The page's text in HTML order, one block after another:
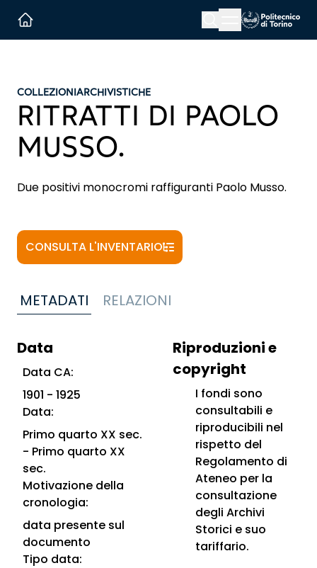
Menu button
COLLEZIONIARCHIVISTICHE
RITRATTI DI PAOLO
MUSSO.
Due positivi monocromi raffiguranti Paolo Musso.
CONSULTA L'INVENTARIO
METADATI RELAZIONI
Data
Data CA:
1901 - 1925
Data:
Primo quarto XX sec.
- Primo quarto XX
sec.
Motivazione della
cronologia:
data presente sul
documento
Tipo data:
Riproduzioni e
copyright
I fondi sono
consultabili e
riproducibili nel
rispetto del
Regolamento di
Ateneo per la
consultazione
degli Archivi
Storici e suo
tariffario.